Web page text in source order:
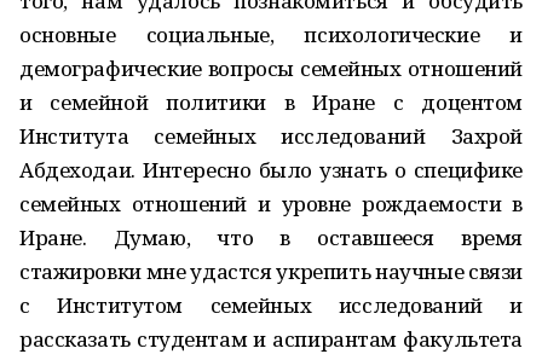
основные социальные, психологические и
демографические вопросы семейных отношений
и семейной политики в Иране с доцентом
Института семейных исследований Захрой
Абдеходаи. Интересно было узнать о специфике
семейных отношений и уровне рождаемости в
Иране. Думаю, что в оставшееся время
стажировки мне удастся укрепить научные связи
с Институтом семейных исследований и
рассказать студентам и аспирантам факультета